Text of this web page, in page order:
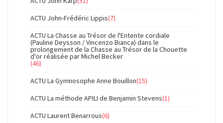
ACTU John-Frédéric Lippis(7)
ACTU La Chasse au Trésor de l'Entente cordiale
(Pauline Deysson / Vincenzo Bianca) dans le
prolongement de la Chasse au Trésor de la Chouette
d'or réalisée par Michel Becker
(46)
ACTU La Gymnosophe Anne Bouillon(15)
ACTU La méthode APILI de Benjamin Stevens(1)
ACTU Laurent Benarrous(6)